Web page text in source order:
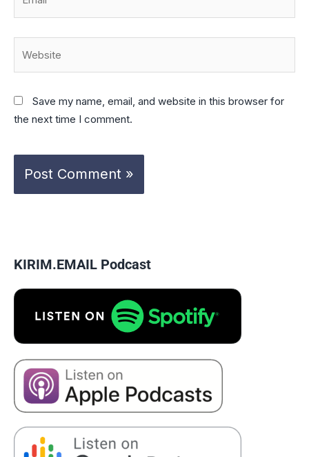
Save my name, email, and website in this browser for
the next time I comment.
KIRIM.EMAIL Podcast